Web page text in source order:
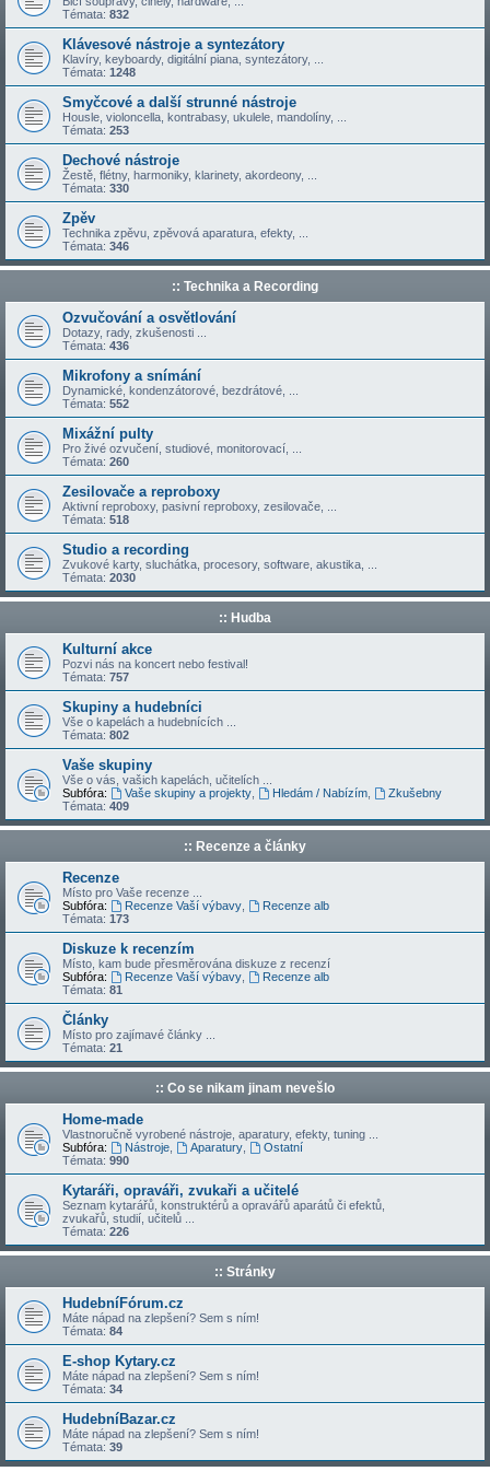
Témata: 832
Klávesové nástroje a syntezátory
Klavíry, keyboardy, digitální piana, syntezátory, ...
Témata: 1248
Smyčcové a další strunné nástroje
Housle, violoncella, kontrabasy, ukulele, mandolíny, ...
Témata: 253
Dechové nástroje
Žestě, flétny, harmoniky, klarinety, akordeony, ...
Témata: 330
Zpěv
Technika zpěvu, zpěvová aparatura, efekty, ...
Témata: 346
:: Technika a Recording
Ozvučování a osvětlování
Dotazy, rady, zkušenosti ...
Témata: 436
Mikrofony a snímání
Dynamické, kondenzátorové, bezdrátové, ...
Témata: 552
Mixážní pulty
Pro živé ozvučení, studiové, monitorovací, ...
Témata: 260
Zesilovače a reproboxy
Aktivní reproboxy, pasivní reproboxy, zesilovače, ...
Témata: 518
Studio a recording
Zvukové karty, sluchátka, procesory, software, akustika, ...
Témata: 2030
:: Hudba
Kulturní akce
Pozvi nás na koncert nebo festival!
Témata: 757
Skupiny a hudebníci
Vše o kapelách a hudebnících ...
Témata: 802
Vaše skupiny
Vše o vás, vašich kapelách, učitelích ...
Subfóra:
Vaše skupiny a projekty, Hledám / Nabízím,
Zkušebny
Témata: 409
:: Recenze a články
Recenze
Místo pro Vaše recenze ...
Subfóra:
Recenze Vaší výbavy,
Recenze alb
Témata: 173
Diskuze k recenzím
Místo, kam bude přesměrována diskuze z recenzí
Subfóra:
Recenze Vaší výbavy,
Recenze alb
Témata: 81
Články
Místo pro zajímavé články ...
Témata: 21
:: Co se nikam jinam nevešlo
Home-made
Vlastnoručně vyrobené nástroje, aparatury, efekty, tuning ...
Subfóra:
Nástroje, Aparatury,
Ostatní
Témata: 990
Kytaráři, opraváři, zvukaři a učitelé
Seznam kytarářů, konstruktérů a opravářů aparátů či efektů,
zvukařů, studií, učitelů ...
Témata: 226
:: Stránky
HudebníFórum.cz
Máte nápad na zlepšení? Sem s ním!
Témata: 84
E-shop Kytary.cz
Máte nápad na zlepšení? Sem s ním!
Témata: 34
HudebníBazar.cz
Máte nápad na zlepšení? Sem s ním!
Témata: 39